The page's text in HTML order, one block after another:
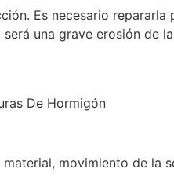
Es necesario
una grave erosión de
movimiento de la